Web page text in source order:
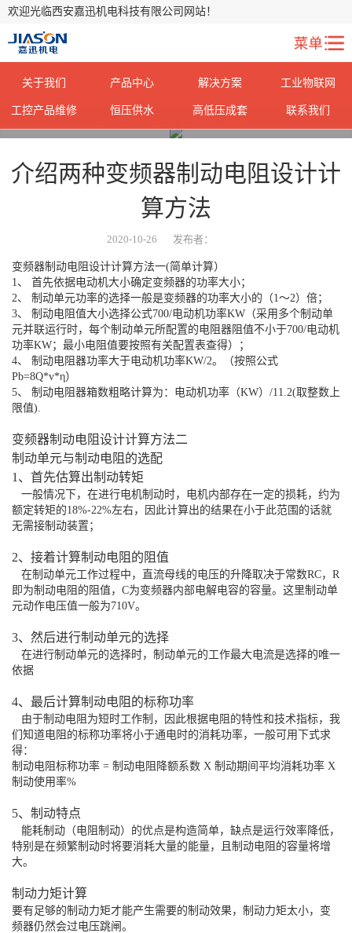
欢迎光临西安嘉迅机电科技有限公司网站！
关于我们 产品中心 解决方案 工业物联网
工控产品维修 恒压供水 高低压成套
联系我们
介绍两种变频器制动电阻设计计
算方法
2020-10-26 发布者：
变频器制动电阻设计计算方法一(简单计算）
1、 首先依据电动机大小确定变频器的功率大小；
2、 制动单元功率的选择一般是变频器的功率大小的（1～2）倍；
3、 制动电阻值大小选择公式700/电动机功率KW（采用多个制动单
元并联运行时，每个制动单元所配置的电阻器阻值不小于700/电动机
功率KW；最小电阻值要按照有关配置表查得）；
4、 制动电阻器功率大于电动机功率KW/2。（按照公式
Pb=8Q*v*η）
5、 制动电阻器箱数粗略计算为：电动机功率（KW）/11.2(取整数上
限值).
变频器制动电阻设计计算方法二
制动单元与制动电阻的选配
1、首先估算出制动转矩
一般情况下，在进行电机制动时，电机内部存在一定的损耗，约为
额定转矩的18%-22%左右，因此计算出的结果在小于此范围的话就
无需接制动装置；
2、接着计算制动电阻的阻值
在制动单元工作过程中，直流母线的电压的升降取决于常数RC，R
即为制动电阻的阻值，C为变频器内部电解电容的容量。这里制动单
元动作电压值一般为710V。
3、然后进行制动单元的选择
在进行制动单元的选择时，制动单元的工作最大电流是选择的唯一
依据
4、最后计算制动电阻的标称功率
由于制动电阻为短时工作制，因此根据电阻的特性和技术指标，我
们知道电阻的标称功率将小于通电时的消耗功率，一般可用下式求
得：
制动电阻标称功率 = 制动电阻降额系数 X 制动期间平均消耗功率 X
制动使用率%
5、制动特点
能耗制动（电阻制动）的优点是构造简单，缺点是运行效率降低，
特别是在频繁制动时将要消耗大量的能量，且制动电阻的容量将增
大。
制动力矩计算
要有足够的制动力矩才能产生需要的制动效果，制动力矩太小，变
频器仍然会过电压跳闸。